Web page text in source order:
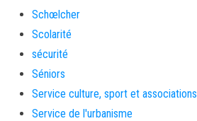
Schœlcher
Scolarité
sécurité
Séniors
Service culture, sport et associations
Service de l'urbanisme